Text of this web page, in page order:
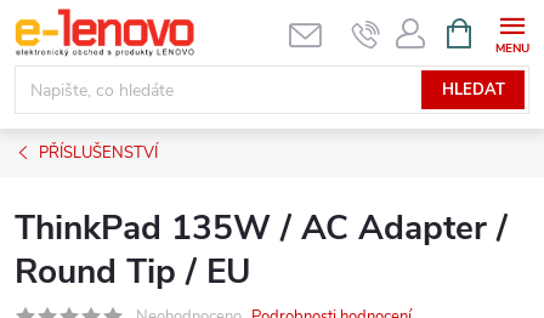
Přejít
na
obsah
HLEDAT
NÁKUPNÍ
KOŠÍK
PŘÍSLUŠENSTVÍ
ThinkPad 135W / AC Adapter /
Round Tip / EU